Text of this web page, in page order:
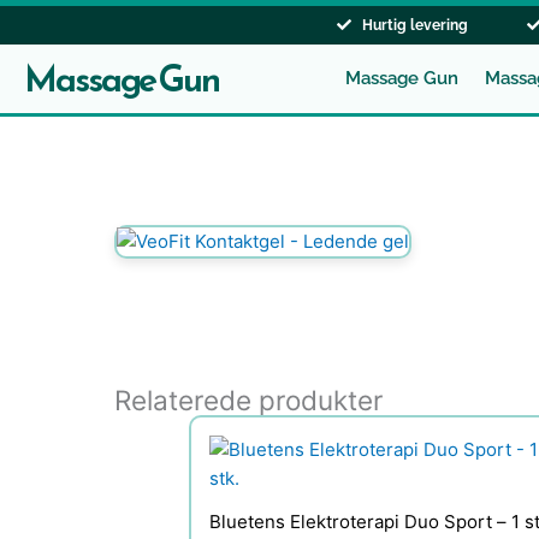
Gå
til
indholdet
Hurtig levering
Massage Gun Massage Gun
Relaterede produkter
Bluetens Elektroterapi Duo Sport – 1